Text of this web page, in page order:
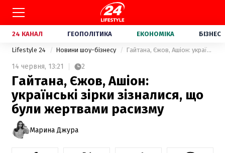
24 КАНАЛ ГЕОПОЛІТИКА ЕКОНОМІКА БІЗНЕС
Lifestyle 24 Новини шоу-бізнесу Гайтана, Єжов, Ашіон: українські зірки зізналися, що були жертвами расизму
14 червня, 13:21 2
Гайтана, Єжов, Ашіон:
українські зірки зізналися, що
були жертвами расизму
Марина Джура